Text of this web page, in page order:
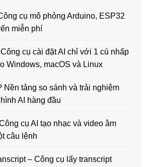
cụ mô phỏng Arduino, ESP32
miễn phí
cụ cài đặt AI chỉ với 1 cú nhấp
Windows, macOS và Linux
Nền tảng so sánh và trải nghiệm
AI hàng đầu
cụ AI tạo nhạc và video âm
câu lệnh
– Công cụ lấy transcript